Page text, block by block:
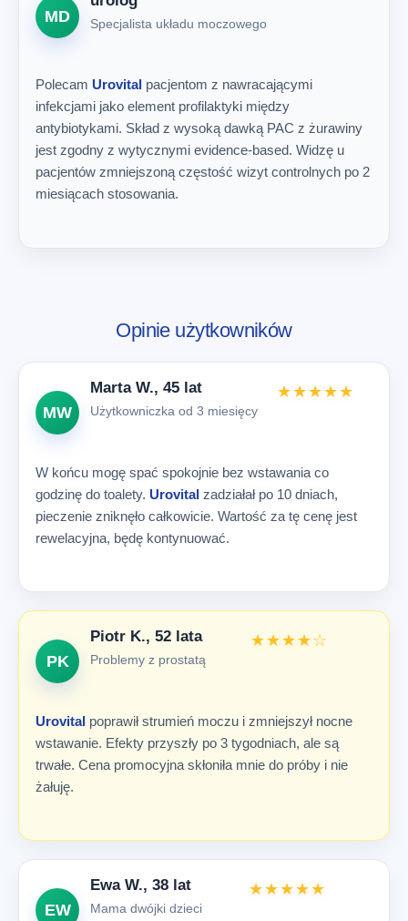
MD Specjalista układu moczowego
Polecam Urovital pacjentom z nawracającymi
infekcjami jako element profilaktyki między
antybiotykami. Skład z wysoką dawką PAC z żurawiny
jest zgodny z wytycznymi evidence-based. Widzę u
pacjentów zmniejszoną częstość wizyt controlnych po 2
miesiącach stosowania.
Opinie użytkowników
MW
Marta W., 45 lat
Użytkowniczka od 3 miesięcy
★★★★★
W końcu mogę spać spokojnie bez wstawania co
godzinę do toalety. Urovital zadziałał po 10 dniach,
pieczenie zniknęło całkowicie. Wartość za tę cenę jest
rewelacyjna, będę kontynuować.
PK
Piotr K., 52 lata
Problemy z prostatą
★★★★☆
Urovital poprawił strumień moczu i zmniejszył nocne
wstawanie. Efekty przyszły po 3 tygodniach, ale są
trwałe. Cena promocyjna skłoniła mnie do próby i nie
żałuję.
EW
Ewa W., 38 lat
Mama dwójki dzieci
★★★★★